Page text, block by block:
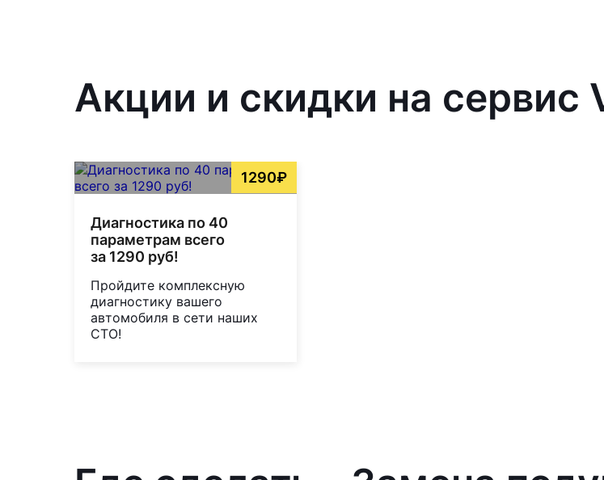
Акции и скидки на сервис
1290₽
Диагностика по 40
параметрам всего
за 1290 руб!
Пройдите комплексную
диагностику вашего
автомобиля в сети наших
СТО!